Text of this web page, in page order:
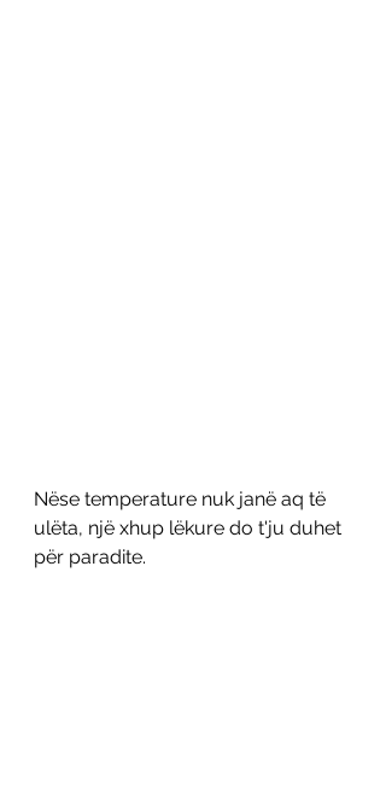
Nëse temperature nuk janë aq të
ulëta, një xhup lëkure do t'ju duhet
për paradite.